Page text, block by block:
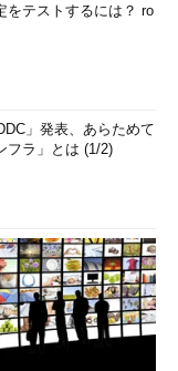
をテストするには？ ro
」発表、あらためて
フラ」とは (1/2)